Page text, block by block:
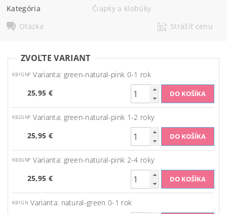
Kategória
Čiapky a klobúky
Otázka
Strážiť cenu
ZVOĽTE VARIANT
KB1GNP Varianta: green-natural-pink 0-1 rok
25,95 €
KB2GNP Varianta: green-natural-pink 1-2 roky
25,95 €
KB3GNP Varianta: green-natural-pink 2-4 roky
25,95 €
KB1GN Varianta: natural-green 0-1 rok